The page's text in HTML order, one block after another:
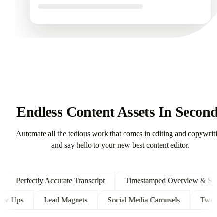
Endless Content Assets In
Automate all the tedious work that comes in editing and
and say hello to your new best content editor.
Perfectly Accurate Transcript Timestamped Overview &
Ups Lead Magnets Social Media Carousels